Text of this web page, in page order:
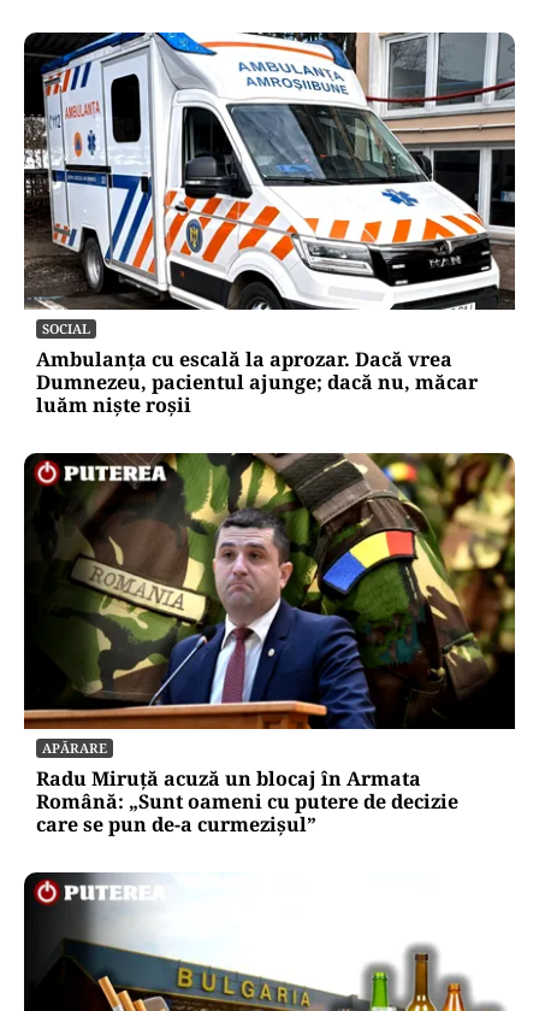
SOCIAL
Ambulanța cu escală la aprozar. Dacă vrea
Dumnezeu, pacientul ajunge; dacă nu, măcar
luăm niște roșii
APĂRARE
Radu Miruță acuză un blocaj în Armata
Română: „Sunt oameni cu putere de decizie
care se pun de-a curmezișul”